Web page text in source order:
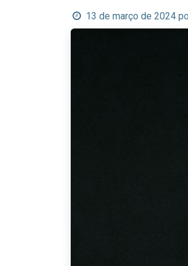
13 de março de 2024